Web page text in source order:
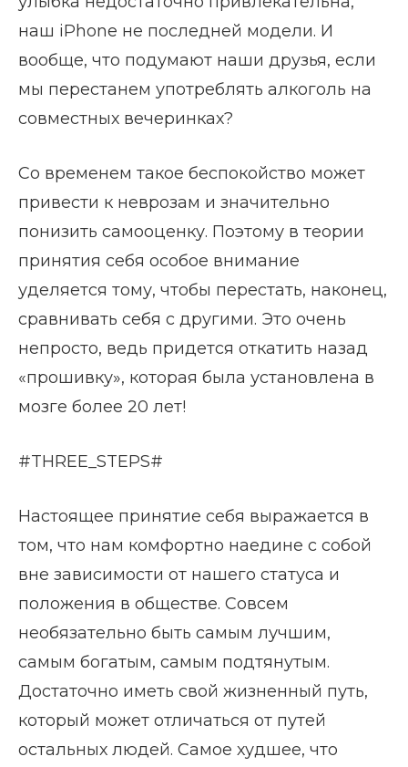
наш iPhone не последней модели. И
вообще, что подумают наши друзья, если
мы перестанем употреблять алкоголь на
совместных вечеринках?
Со временем такое беспокойство может
привести к неврозам и значительно
понизить самооценку. Поэтому в теории
принятия себя особое внимание
уделяется тому, чтобы перестать, наконец,
сравнивать себя с другими. Это очень
непросто, ведь придется откатить назад
«прошивку», которая была установлена в
мозге более 20 лет!
#THREE_STEPS#
Настоящее принятие себя выражается в
том, что нам комфортно наедине с собой
вне зависимости от нашего статуса и
положения в обществе. Совсем
необязательно быть самым лучшим,
самым богатым, самым подтянутым.
Достаточно иметь свой жизненный путь,
который может отличаться от путей
остальных людей. Самое худшее, что